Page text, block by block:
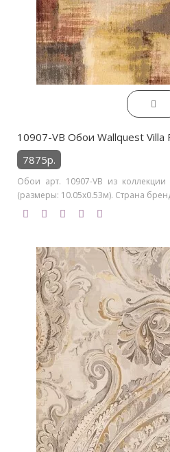
10907-VB Обои Wallquest Villa
7875р.
Обои арт. 10907-VB из
(размеры: 10.05х0.53м). Страна